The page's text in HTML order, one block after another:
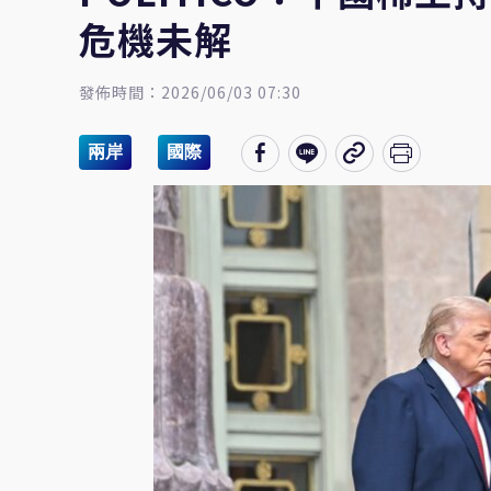
危機未解
發佈時間：2026/06/03 07:30
兩岸 國際